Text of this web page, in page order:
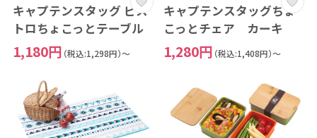
キャプテンスタッグ ビス
トロちょこっとテーブル
1,180円 （税込:1,298円）～
キャプテンスタッグちょ
こっとチェア カーキ
1,280円 （税込:1,408円）～